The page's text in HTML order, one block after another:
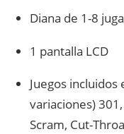
Diana de 1-8
1 pantalla LCD
Juegos incluidos
variaciones)
Scram, Cut-